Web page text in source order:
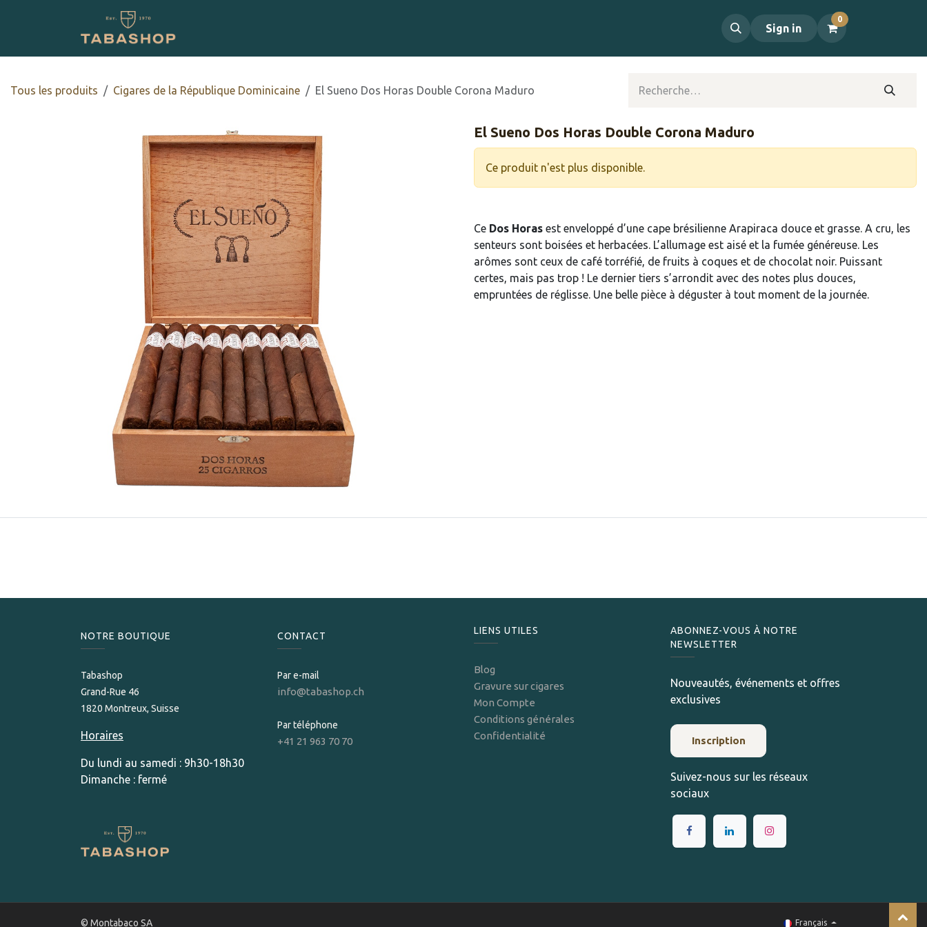
Sign in
0
Tous les produits Cigares de la République Dominicaine El Sueno Dos Horas Double Corona Maduro
El Sueno Dos Horas Double Corona Maduro
Ce produit n'est plus disponible.
Ce Dos Horas est enveloppé d’une cape brésilienne Arapiraca douce et grasse. A cru, les
senteurs sont boisées et herbacées. L’allumage est aisé et la fumée généreuse. Les
arômes sont ceux de café torréfié, de fruits à coques et de chocolat noir. Puissant
certes, mais pas trop ! Le dernier tiers s’arrondit avec des notes plus douces,
empruntées de réglisse. Une belle pièce à déguster à tout moment de la journée.
NOTRE BOUTIQUE
Tabashop
Grand-Rue 46
1820 Montreux, Suisse
Horaires
Du lundi au samedi : 9h30-18h30
Dimanche : fermé
CONTACT
Par e-mail
info@tabashop.ch
Par téléphone
+41 21 963 70 70
LIENS UTILES
Blog
Gravure sur cigares
Mon Compte
Conditions générales
Confidentialité
ABONNEZ-VOUS À NOTRE
NEWSLETTER
Nouveautés, événements et offres
exclusives
Inscription
Suivez-nous sur les réseaux
sociaux
© Montabaco SA Français